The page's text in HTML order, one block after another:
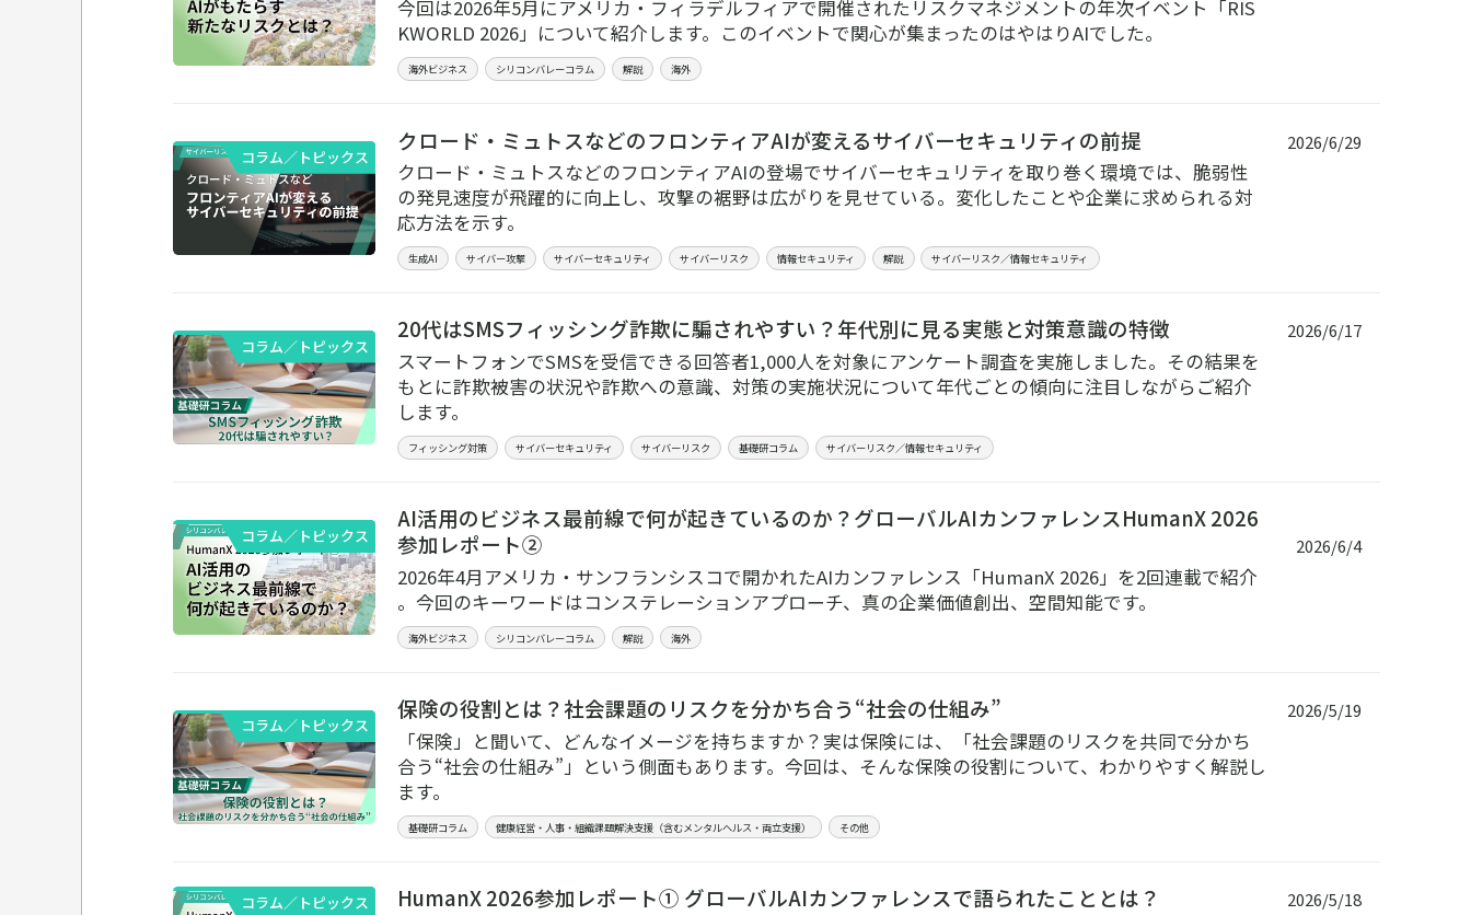
今回は2026年5月にアメリカ・フィラデルフィアで開催されたリスクマネジメントの年次イベント「RIS
KWORLD 2026」について紹介します。このイベントで関心が集まったのはやはりAIでした。
海外ビジネス シリコンバレーコラム 解説 海外
コラム／トピックス
クロード・ミュトスなどのフロンティアAIが変えるサイバーセキュリティの前提
クロード・ミュトスなどのフロンティアAIの登場でサイバーセキュリティを取り巻く環境では、脆弱性
の発見速度が飛躍的に向上し、攻撃の裾野は広がりを見せている。変化したことや企業に求められる対
応方法を示す。
生成AI サイバー攻撃 サイバーセキュリティ サイバーリスク 情報セキュリティ 解説 サイバーリスク／情報セキュリティ
2026/6/29
コラム／トピックス
20代はSMSフィッシング詐欺に騙されやすい？年代別に見る実態と対策意識の特徴
スマートフォンでSMSを受信できる回答者1,000人を対象にアンケート調査を実施しました。その結果を
もとに詐欺被害の状況や詐欺への意識、対策の実施状況について年代ごとの傾向に注目しながらご紹介
します。
フィッシング対策 サイバーセキュリティ サイバーリスク 基礎研コラム サイバーリスク／情報セキュリティ
2026/6/17
コラム／トピックス
AI活用のビジネス最前線で何が起きているのか？グローバルAIカンファレンスHumanX 2026
参加レポート②
2026年4月アメリカ・サンフランシスコで開かれたAIカンファレンス「HumanX 2026」を2回連載で紹介
。今回のキーワードはコンステレーションアプローチ、真の企業価値創出、空間知能です。
海外ビジネス シリコンバレーコラム 解説 海外
2026/6/4
コラム／トピックス
保険の役割とは？社会課題のリスクを分かち合う“社会の仕組み”
「保険」と聞いて、どんなイメージを持ちますか？実は保険には、「社会課題のリスクを共同で分かち
合う“社会の仕組み”」という側面もあります。今回は、そんな保険の役割について、わかりやすく解説し
ます。
基礎研コラム 健康経営・人事・組織課題解決支援（含むメンタルヘルス・両立支援） その他
2026/5/19
コラム／トピックス HumanX 2026参加レポート① グローバルAIカンファレンスで語られたこととは？ 2026/5/18